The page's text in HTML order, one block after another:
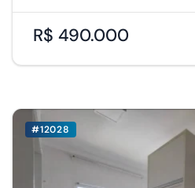
R$ 490.000
#12028